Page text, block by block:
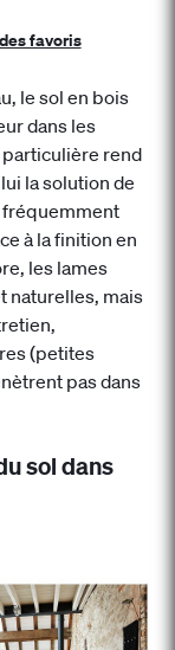
favoris
le sol en bois
dans les
rend
la solution de
fréquemment
à la finition en
les lames
naturelles, mais
(petites
pas dans
sol dans